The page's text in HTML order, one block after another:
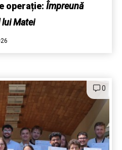
operație: Împreună
Matei
0